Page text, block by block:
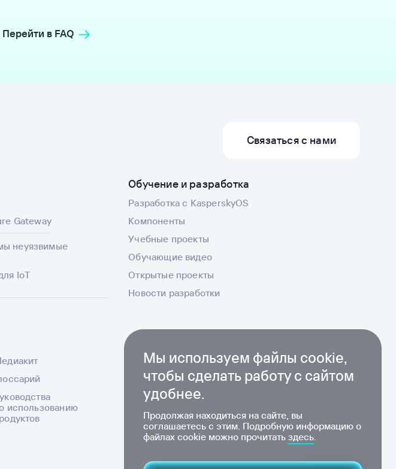
Перейти в FAQ
Связаться с нами
Gateway
неуязвимые
IoT
использованию
Обучение и разработка
Разработка с KasperskyOS
Компоненты
Учебные проекты
Обучающие видео
Открытые проекты
Новости разработки
Мы используем файлы cookie,
чтобы сделать работу с сайтом
удобнее.
Продолжая находиться на сайте, вы
соглашаетесь с этим. Подробную информацию о
файлах cookie можно прочитать здесь.